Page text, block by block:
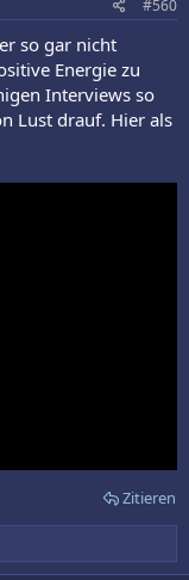
#560
so gar nicht
Energie zu
Interviews so
Lust drauf. Hier als
Zitieren